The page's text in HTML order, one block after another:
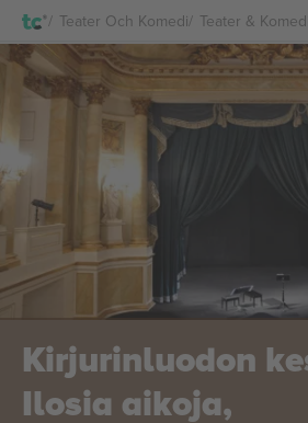
Teater Och Komedi Teater & Komedi
Kirjurinluodon
Ilosia aikoja,